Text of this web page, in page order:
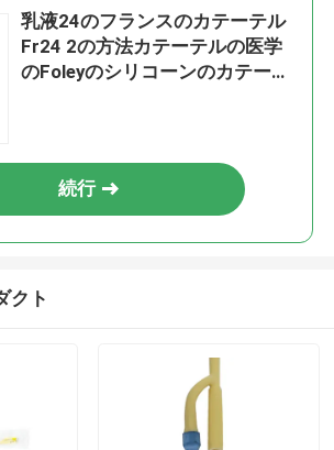
乳液24のフランスのカテーテル
Fr24 2の方法カテーテルの医学
のFoleyのシリコーンのカテーテ
続行
クト